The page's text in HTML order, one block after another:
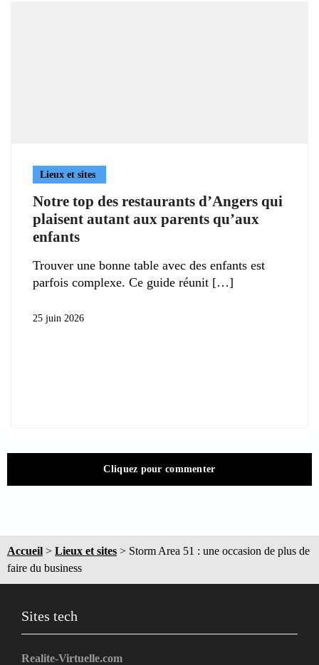
Lieux et sites
Notre top des restaurants d’Angers qui
plaisent autant aux parents qu’aux
enfants
Trouver une bonne table avec des enfants est
parfois complexe. Ce guide réunit
25 juin 2026
Cliquez pour commenter
Accueil > Lieux et sites > Storm Area 51 : une occasion de plus de
faire du business
Sites tech
Realite-Virtuelle.com